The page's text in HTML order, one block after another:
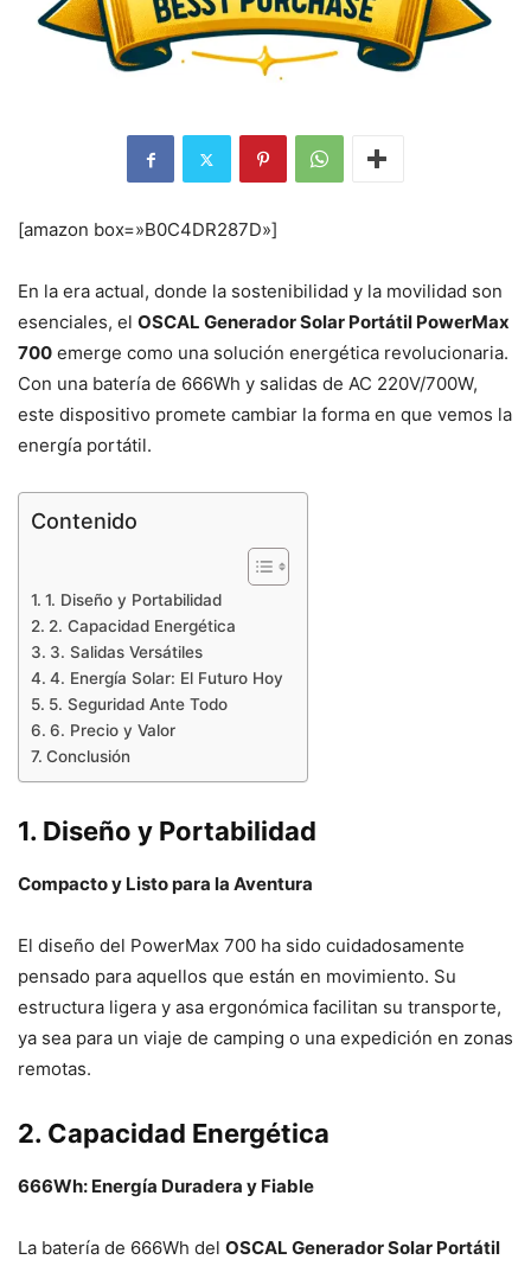
[amazon box=»B0C4DR287D»]
En la era actual, donde la sostenibilidad y la movilidad son
esenciales, el OSCAL Generador Solar Portátil PowerMax
700 emerge como una solución energética revolucionaria.
Con una batería de 666Wh y salidas de AC 220V/700W,
este dispositivo promete cambiar la forma en que vemos la
energía portátil.
Contenido
1. Diseño y Portabilidad
2. Capacidad Energética
3. Salidas Versátiles
4. Energía Solar: El Futuro Hoy
5. Seguridad Ante Todo
6. Precio y Valor
Conclusión
1. Diseño y Portabilidad
Compacto y Listo para la Aventura
El diseño del PowerMax 700 ha sido cuidadosamente
pensado para aquellos que están en movimiento. Su
estructura ligera y asa ergonómica facilitan su transporte,
ya sea para un viaje de camping o una expedición en zonas
remotas.
2. Capacidad Energética
666Wh: Energía Duradera y Fiable
La batería de 666Wh del OSCAL Generador Solar Portátil